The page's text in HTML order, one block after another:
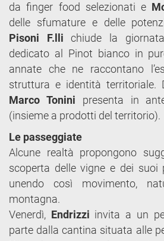
da finger food selezionati e
delle sfumature e delle
Pisoni F.lli chiude la
dedicato al Pinot bianco in
annate che ne raccontano
struttura e identità territoriale.
Marco Tonini presenta in
(insieme a prodotti del territorio).
Le passeggiate
Alcune realtà propongono
scoperta delle vigne e dei suoi
unendo così movimento,
montagna.
Venerdì, Endrizzi invita a un
parte dalla cantina situata alle